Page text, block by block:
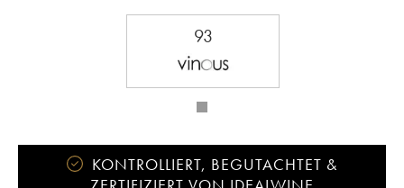
93
KONTROLLIERT, BEGUTACHTET &